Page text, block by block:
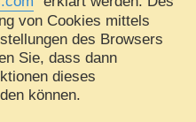
von Cookies mittels
des Browsers
Sie, dass dann
dieses
können.